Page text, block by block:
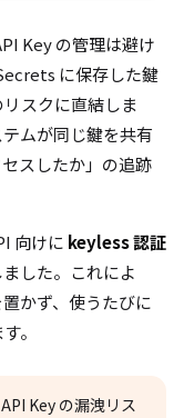
Key の管理は避け
に保存した鍵
スクに直結しま
ムが同じ鍵を共有
スしたか」の追跡
向けに keyless 認証
した。これによ
かず、使うたびに
。
Key の漏洩リス